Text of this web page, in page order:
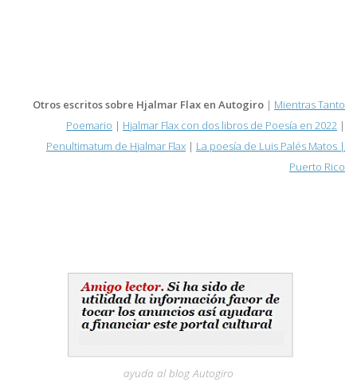
Otros escritos sobre Hjalmar Flax en Autogiro | Mientras Tanto
Poemario | Hjalmar Flax con dos libros de Poesía en 2022 |
Penultimatum de Hjalmar Flax | La poesía de Luis Palés Matos |
Puerto Rico
ayuda al blog Autogiro